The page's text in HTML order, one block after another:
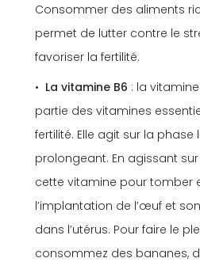
Consommer des aliments
permet de lutter contre le
favoriser la fertilité.
La vitamine B6 : la
partie des vitamines
fertilité. Elle agit sur la phase
prolongeant. En agissant
cette vitamine pour tomber
l’implantation de l’œuf et
dans l’utérus. Pour faire le
consommez des bananes,